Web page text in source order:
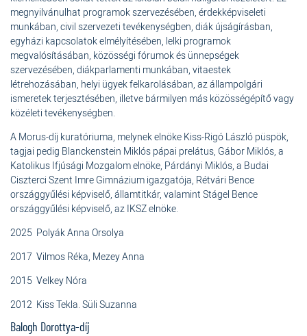
megnyilvánulhat programok szervezésében, érdekképviseleti
munkában, civil szervezeti tevékenységben, diák újságírásban,
egyházi kapcsolatok elmélyítésében, lelki programok
megvalósításában, közösségi fórumok és ünnepségek
szervezésében, diákparlamenti munkában, vitaestek
létrehozásában, helyi ügyek felkarolásában, az állampolgári
ismeretek terjesztésében, illetve bármilyen más közösségépítő vagy
közéleti tevékenységben.
A Morus-díj kuratóriuma, melynek elnöke Kiss-Rigó László püspök,
tagjai pedig Blanckenstein Miklós pápai prelátus, Gábor Miklós, a
Katolikus Ifjúsági Mozgalom elnöke, Párdányi Miklós, a Budai
Ciszterci Szent Imre Gimnázium igazgatója, Rétvári Bence
országgyűlési képviselő, államtitkár, valamint Stágel Bence
országgyűlési képviselő, az IKSZ elnöke.
2025 Polyák Anna Orsolya
2017 Vilmos Réka, Mezey Anna
2015 Velkey Nóra
2012 Kiss Tekla. Süli Suzanna
Balogh Dorottya-díj